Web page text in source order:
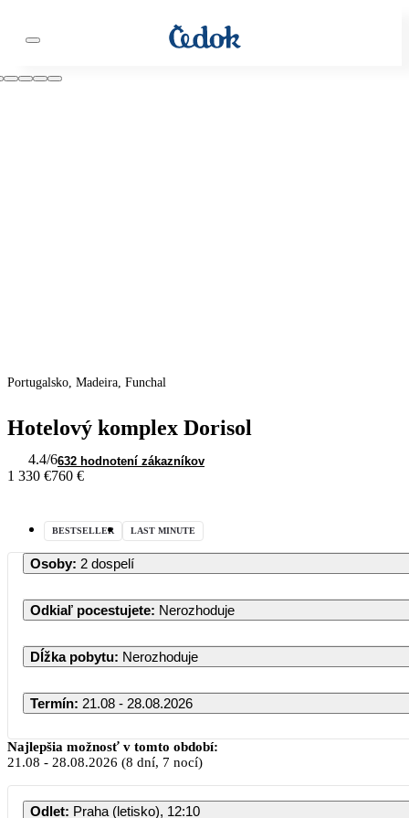
Portugalsko, Madeira, Funchal
Hotelový komplex Dorisol
4.4/6632 hodnotení zákazníkov
1 330 €760 €
BESTSELLER LAST MINUTE
Osoby: 2 dospelí
Odkiaľ pocestujete: Nerozhoduje
Dĺžka pobytu: Nerozhoduje
Termín: 21.08 - 28.08.2026
Najlepšia možnosť v tomto období:
21.08 - 28.08.2026 (8 dní, 7 nocí)
Odlet: Praha (letisko), 12:10